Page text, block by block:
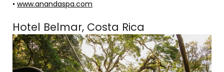
• www.anandaspa.com
Hotel Belmar, Costa Rica